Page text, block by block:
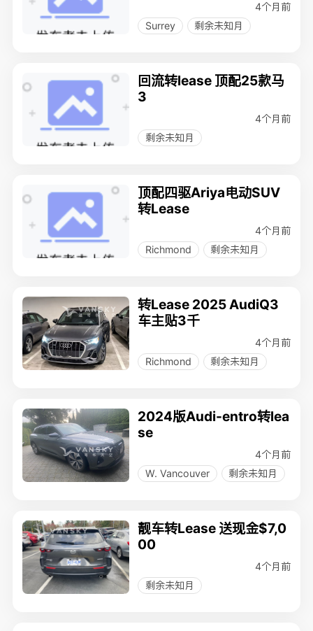
4个月前
Surrey
剩余未知月
回流转lease 顶配25款马
3
4个月前
剩余未知月
顶配四驱Ariya电动SUV
转Lease
4个月前
Richmond
剩余未知月
转Lease 2025 AudiQ3
车主贴3千
4个月前
Richmond
剩余未知月
2024版Audi-entro转lea
se
4个月前
W. Vancouver
剩余未知月
靓车转Lease 送现金$7,0
00
4个月前
剩余未知月